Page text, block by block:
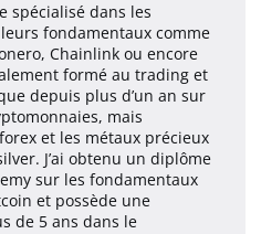
spécialisé dans les
fondamentaux comme
Chainlink ou encore
formé au trading et
depuis plus d’un an sur
mais
et les métaux précieux
J’ai obtenu un diplôme
sur les fondamentaux
et possède une
de 5 ans dans le